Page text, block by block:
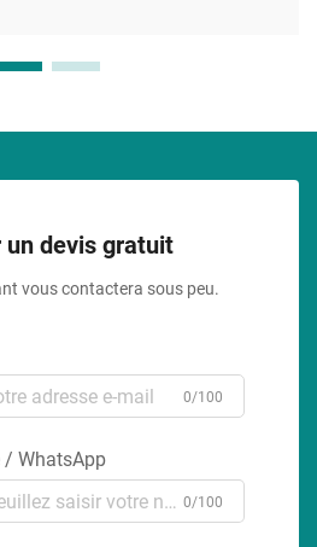
un devis gratuit
vous contactera sous peu.
0/100
/ WhatsApp
0/100